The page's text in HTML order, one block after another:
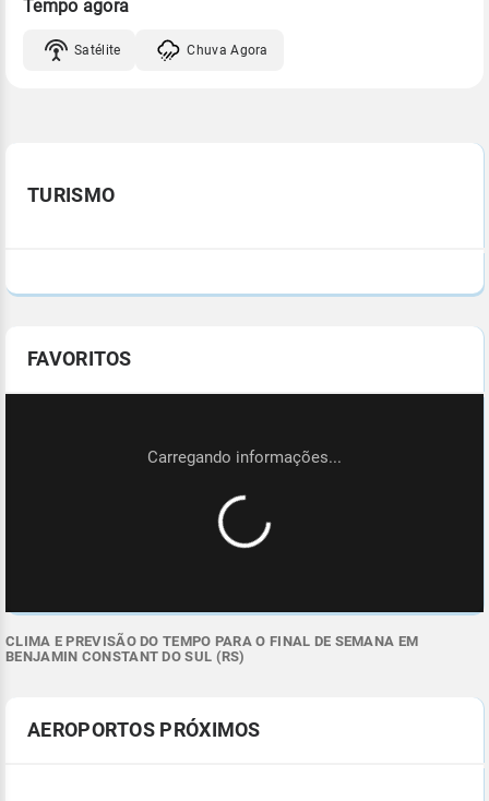
Tempo agora
Satélite Chuva Agora
TURISMO
FAVORITOS
CLIMA E PREVISÃO DO TEMPO PARA O FINAL DE SEMANA EM
BENJAMIN CONSTANT DO SUL (RS)
AEROPORTOS PRÓXIMOS